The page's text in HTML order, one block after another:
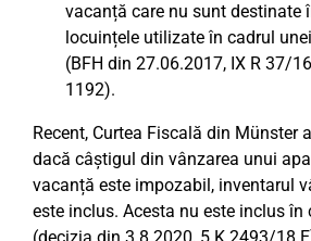
vacanță care nu sunt destinate
locuințele utilizate în cadrul
(BFH din 27.06.2017, IX R 37/
1192).
Recent, Curtea Fiscală din Münster
dacă câștigul din vânzarea unui
vacanță este impozabil, inventarul
este inclus. Acesta nu este inclus